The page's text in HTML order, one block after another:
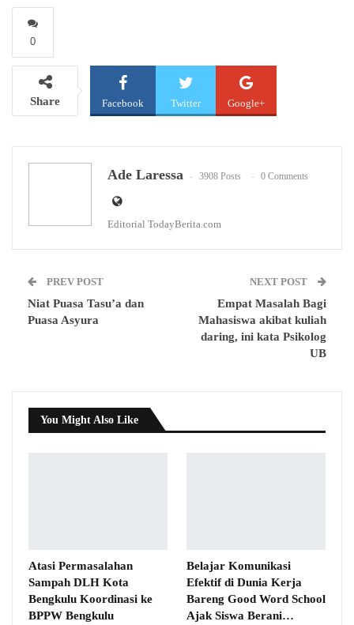
0
Share Facebook Twitter Google+
Ade Laressa 3908 Posts 0 Comments
Editorial TodayBerita.com
PREV POST
Niat Puasa Tasu’a dan
Puasa Asyura
NEXT POST
Empat Masalah Bagi
Mahasiswa akibat kuliah
daring, ini kata Psikolog
UB
You Might Also Like
Atasi Permasalahan
Sampah DLH Kota
Bengkulu Koordinasi ke
BPPW Bengkulu
Belajar Komunikasi
Efektif di Dunia Kerja
Bareng Good Word School
Ajak Siswa Berani…